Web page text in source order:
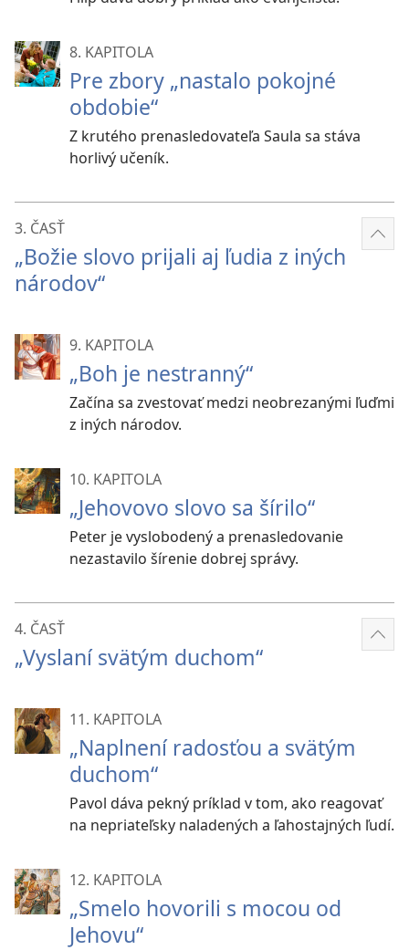
8. KAPITOLA
Pre zbory „nastalo pokojné
obdobie“
Z krutého prenasledovateľa Saula sa stáva
horlivý učeník.
3. ČASŤ
„Božie slovo prijali aj ľudia z iných
národov“
9. KAPITOLA
„Boh je nestranný“
Začína sa zvestovať medzi neobrezanými ľuďmi
z iných národov.
10. KAPITOLA
„Jehovovo slovo sa šírilo“
Peter je vyslobodený a prenasledovanie
nezastavilo šírenie dobrej správy.
4. ČASŤ
„Vyslaní svätým duchom“
11. KAPITOLA
„Naplnení radosťou a svätým
duchom“
Pavol dáva pekný príklad v tom, ako reagovať
na nepriateľsky naladených a ľahostajných ľudí.
12. KAPITOLA
„Smelo hovorili s mocou od
Jehovu“